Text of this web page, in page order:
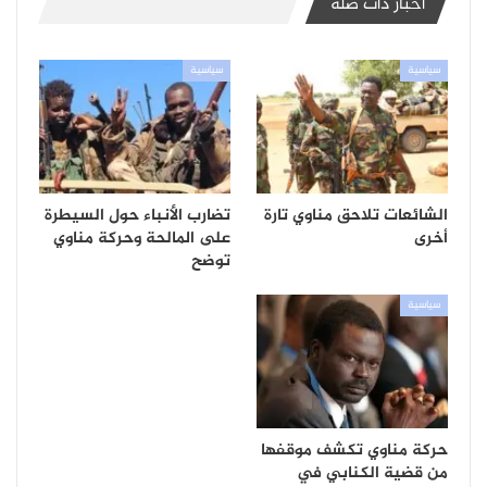
سياسية
الشائعات تلاحق مناوي تارة
أخرى
سياسية
تضارب الأنباء حول السيطرة
على المالحة وحركة مناوي
توضح
سياسية
حركة مناوي تكشف موقفها
من قضية الكنابي في